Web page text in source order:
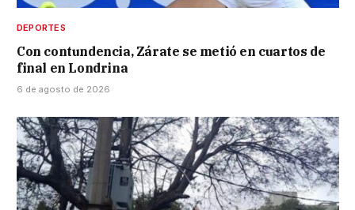
DEPORTES
Con contundencia, Zárate se metió en cuartos de
final en Londrina
6 de agosto de 2026